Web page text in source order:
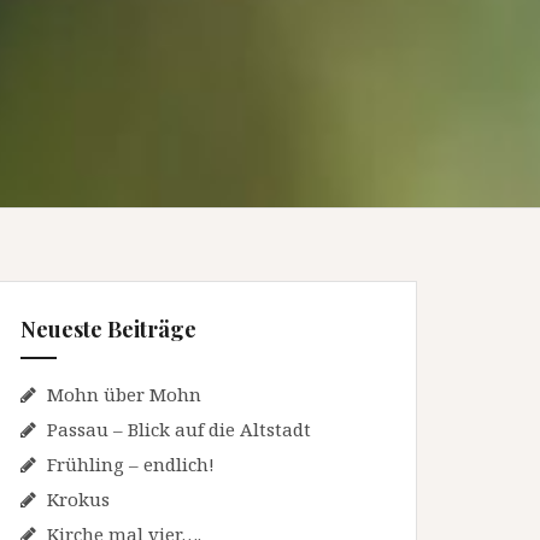
Neueste Beiträge
Mohn über Mohn
Passau – Blick auf die Altstadt
Frühling – endlich!
Krokus
Kirche mal vier….